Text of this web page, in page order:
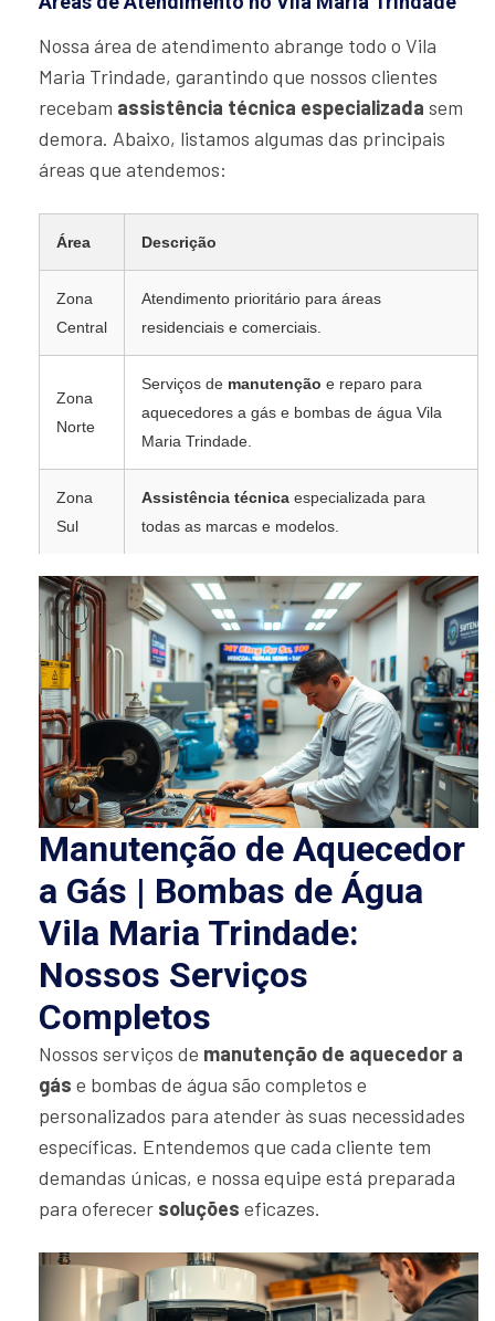
Nossa área de atendimento abrange todo o Vila
Maria Trindade, garantindo que nossos clientes
recebam assistência técnica especializada sem
demora. Abaixo, listamos algumas das principais
áreas que atendemos:
Área Descrição
Zona
Central
Atendimento prioritário para áreas
residenciais e comerciais.
Zona
Norte
Serviços de manutenção e reparo para
aquecedores a gás e bombas de água Vila
Maria Trindade.
Zona
Sul
Assistência técnica especializada para
todas as marcas e modelos.
Manutenção de Aquecedor
a Gás | Bombas de Água
Vila Maria Trindade:
Nossos Serviços
Completos
Nossos serviços de manutenção de aquecedor a
gás e bombas de água são completos e
personalizados para atender às suas necessidades
específicas. Entendemos que cada cliente tem
demandas únicas, e nossa equipe está preparada
para oferecer soluções eficazes.